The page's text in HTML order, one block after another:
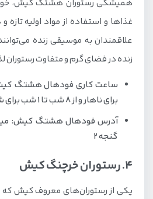
همیشگی رستوران هشتگ کیش، خود
غذاها و استفاده از مواد اولیه
علاقمندان به موسیقی زنده
زنده در فضای گرم و متفاوت رستوران
برای ناهار و از ۸ شب تا ۱ شب برای شام
آدرس فودهال هشتگ کیش:
گنجه 2
4. رستوران خرچنگ کیش
یکی از رستوران‌های معروف کیش